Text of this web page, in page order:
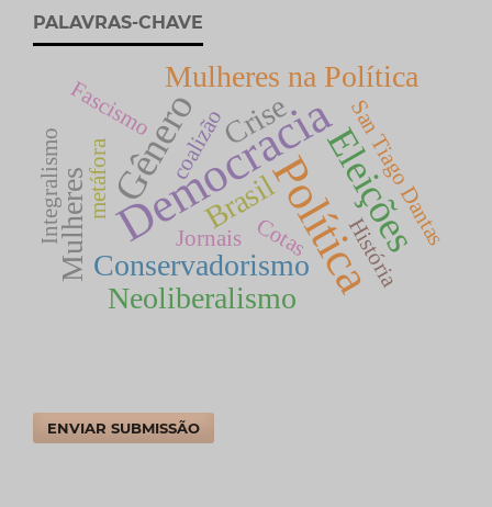
PALAVRAS-CHAVE
Democracia
Política
Eleições
Gênero
Conservadorismo
Mulheres na Política
Mulheres
Crise
Brasil
Neoliberalismo
metáfora
Fascismo
Integralismo San Tiago Dantas
coalizão
Cotas
Jornais História
ENVIAR SUBMISSÃO